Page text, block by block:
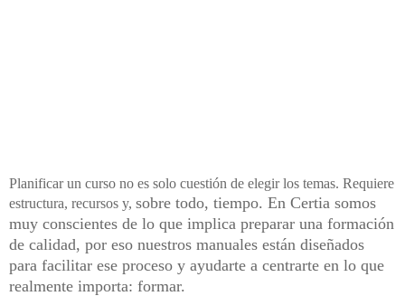
Planificar un curso no es solo cuestión de elegir los temas. Requiere
estructura, recursos y, sobre todo, tiempo. En Certia somos
muy conscientes de lo que implica preparar una formación
de calidad, por eso nuestros manuales están diseñados
para facilitar ese proceso y ayudarte a centrarte en lo que
realmente importa: formar.